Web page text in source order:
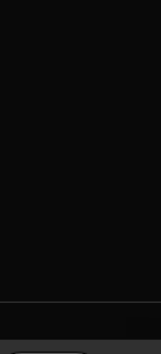
för F-skatt